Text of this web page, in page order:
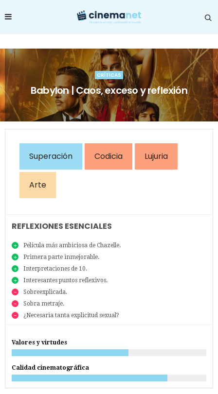
CRÍTICAS
Babylon | Caos, exceso y reflexión
Superación Codicia Lujuria
Arte
REFLEXIONES ESENCIALES
Película más ambiciosa de Chazelle.
Primera parte inmejorable.
Interpretaciones de 10.
Interesantes puntos reflexivos.
Sobreexplicada.
Sobra metraje.
¿Necesaria tanta explicitud sexual?
Valores y virtudes
Calidad cinematográfica